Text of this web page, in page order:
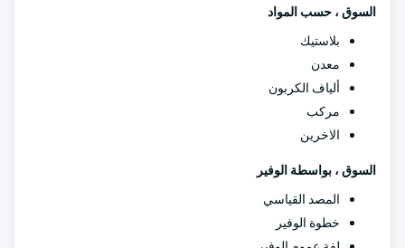
السوق ، حسب المواد
بلاستيك
معدن
ألياف الكربون
مركب
الاخرين
السوق ، بواسطة الوفير
المصد القياسي
خطوة الوفير